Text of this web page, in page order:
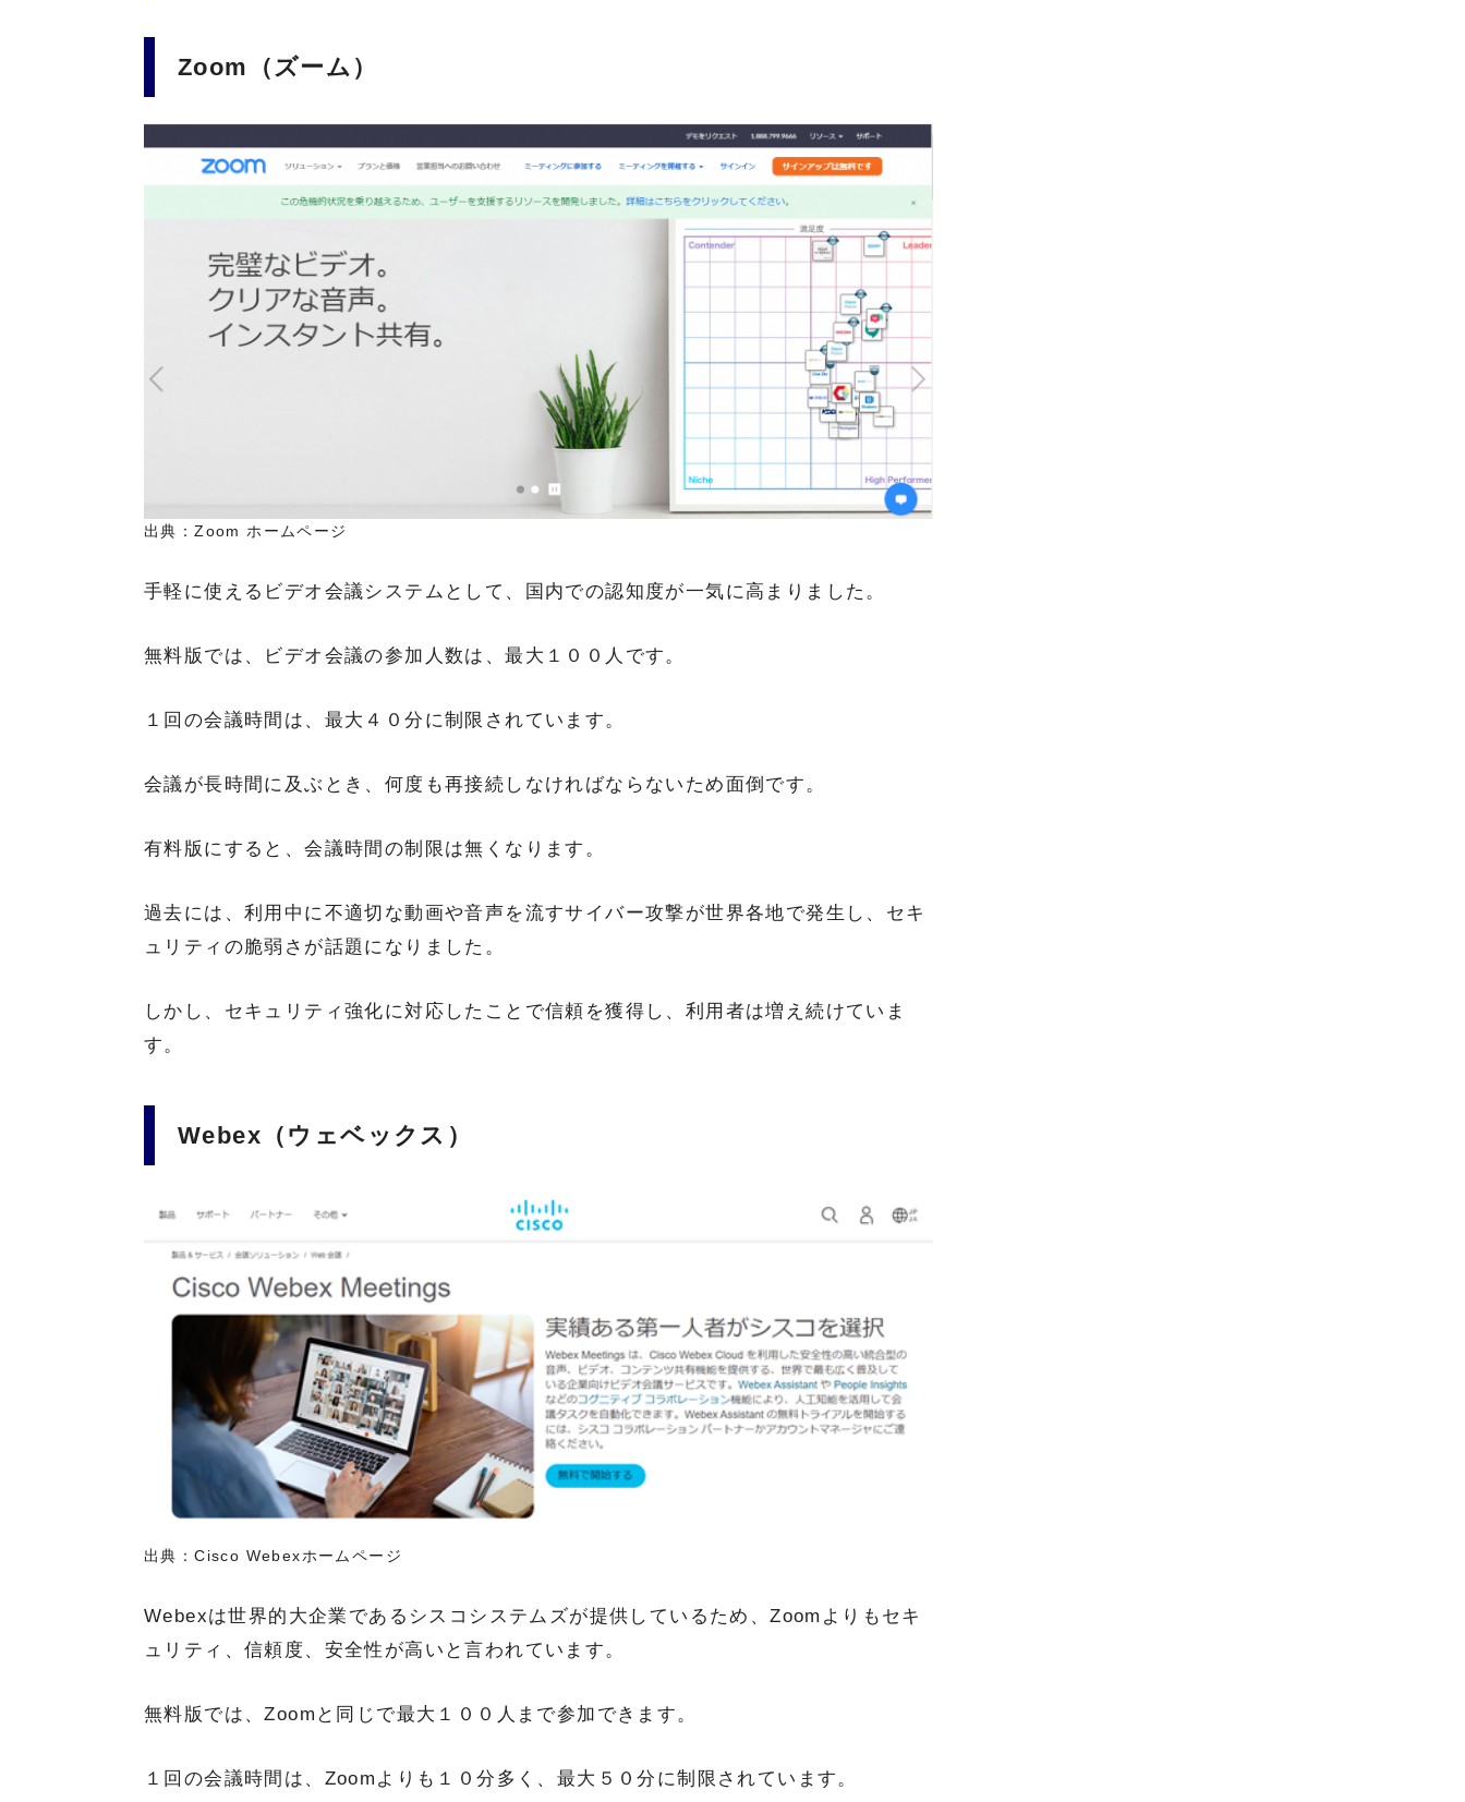
Zoom（ズーム）
出典：Zoom ホームページ
手軽に使えるビデオ会議システムとして、国内での認知度が一気に高まりました。
無料版では、ビデオ会議の参加人数は、最大１００人です。
１回の会議時間は、最大４０分に制限されています。
会議が長時間に及ぶとき、何度も再接続しなければならないため面倒です。
有料版にすると、会議時間の制限は無くなります。
過去には、利用中に不適切な動画や音声を流すサイバー攻撃が世界各地で発生し、セキ
ュリティの脆弱さが話題になりました。
しかし、セキュリティ強化に対応したことで信頼を獲得し、利用者は増え続けていま
す。
Webex（ウェベックス）
出典：Cisco Webexホームページ
Webexは世界的大企業であるシスコシステムズが提供しているため、Zoomよりもセキ
ュリティ、信頼度、安全性が高いと言われています。
無料版では、Zoomと同じで最大１００人まで参加できます。
１回の会議時間は、Zoomよりも１０分多く、最大５０分に制限されています。